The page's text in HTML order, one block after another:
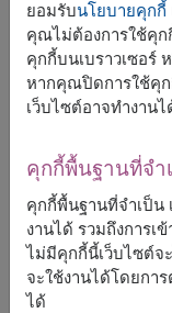
ราคาตามพื้นที่จัดส่ง
เริ่มต้นที่
ฟรีจัด
ยอมรับนโยบายคุกกี้
คุณไม่ต้องการใช้คุ
คุกกี้บนเบราวเซอร์
หากคุณปิดการใช้คุ
เว็บไซต์อาจทำงาน
คุกกี้พื้นฐานที่จำ
คุกกี้พื้นฐานที่จำเป็น
งานได้ รวมถึงการเ
ไม่มีคุกกี้นี้เว็บไซต์จ
จะใช้งานได้โดยกา
ได้